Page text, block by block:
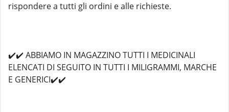
rispondere a tutti gli ordini e alle richieste.
✔️✔️ ABBIAMO IN MAGAZZINO TUTTI I MEDICINALI
ELENCATI DI SEGUITO IN TUTTI I MILIGRAMMI, MARCHE
E GENERICI✔️✔️